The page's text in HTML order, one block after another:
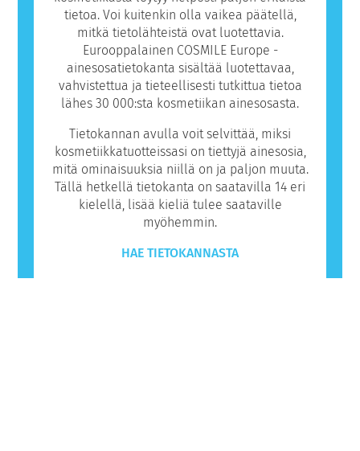
tietoa. Voi kuitenkin olla vaikea päätellä,
mitkä tietolähteistä ovat luotettavia.
Eurooppalainen COSMILE Europe -
ainesosatietokanta sisältää luotettavaa,
vahvistettua ja tieteellisesti tutkittua tietoa
lähes 30 000:sta kosmetiikan ainesosasta.
Tietokannan avulla voit selvittää, miksi
kosmetiikkatuotteissasi on tiettyjä ainesosia,
mitä ominaisuuksia niillä on ja paljon muuta.
Tällä hetkellä tietokanta on saatavilla 14 eri
kielellä, lisää kieliä tulee saataville
myöhemmin.
HAE TIETOKANNASTA